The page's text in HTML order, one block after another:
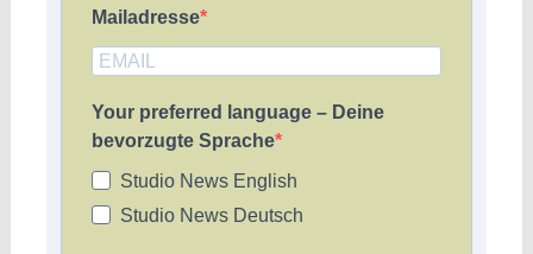
Mailadresse
Your preferred language – Deine
bevorzugte Sprache
Studio News English
Studio News Deutsch